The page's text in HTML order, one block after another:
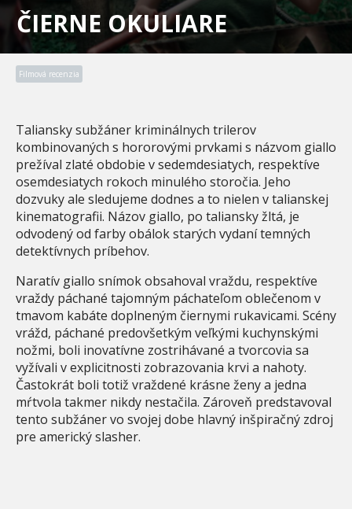
ČIERNE OKULIARE
Filmová recenzia
Taliansky subžáner kriminálnych trilerov
kombinovaných s hororovými prvkami s názvom giallo
prežíval zlaté obdobie v sedemdesiatych, respektíve
osemdesiatych rokoch minulého storočia. Jeho
dozvuky ale sledujeme dodnes a to nielen v talianskej
kinematografii. Názov giallo, po taliansky žltá, je
odvodený od farby obálok starých vydaní temných
detektívnych príbehov.
Naratív giallo snímok obsahoval vraždu, respektíve
vraždy páchané tajomným páchateľom oblečenom v
tmavom kabáte doplneným čiernymi rukavicami. Scény
vrážd, páchané predovšetkým veľkými kuchynskými
nožmi, boli inovatívne zostrihávané a tvorcovia sa
vyžívali v explicitnosti zobrazovania krvi a nahoty.
Častokrát boli totiž vraždené krásne ženy a jedna
mŕtvola takmer nikdy nestačila. Zároveň predstavoval
tento subžáner vo svojej dobe hlavný inšpiračný zdroj
pre americký slasher.